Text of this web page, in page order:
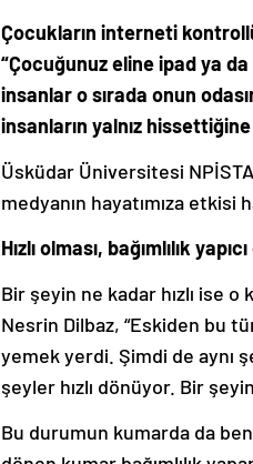
Çocukların interneti
“Çocuğunuz eline ipad ya da
insanlar o sırada onun
insanların yalnız
Üsküdar Üniversitesi
medyanın hayatımıza etkisi
Hızlı olması, bağımlılık
Bir şeyin ne kadar hızlı ise o
Nesrin Dilbaz, “Eskiden bu
yemek yerdi. Şimdi de aynı
şeyler hızlı dönüyor. Bir
Bu durumun kumarda da